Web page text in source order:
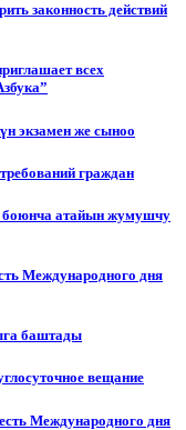
законность действий
всех
экзамен же сыноо
граждан
атайын жумушчу
Международного дня
баштады
вещание
Международного дня